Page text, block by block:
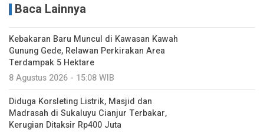
Baca Lainnya
Kebakaran Baru Muncul di Kawasan Kawah
Gunung Gede, Relawan Perkirakan Area
Terdampak 5 Hektare
8 Agustus 2026 - 15:08 WIB
Diduga Korsleting Listrik, Masjid dan
Madrasah di Sukaluyu Cianjur Terbakar,
Kerugian Ditaksir Rp400 Juta